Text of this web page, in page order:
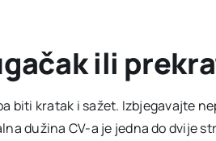
ili
biti kratak i sažet. Izbjegavajte
dužina CV-a je jedna do dvije